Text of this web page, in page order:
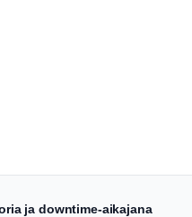
ja downtime-aikajana